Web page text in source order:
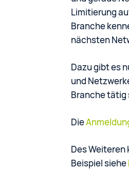
Limitierung
Branche
nächsten
Dazu gibt es
und
Branche tätig
Die
Des Weiteren
Beispiel siehe